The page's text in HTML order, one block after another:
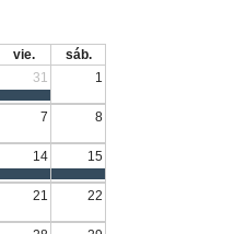
vie.
sáb.
31 1
7 8
14 15
21 22